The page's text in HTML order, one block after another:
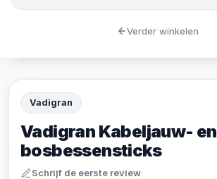
Vadigran
Vadigran Kabeljauw- en
bosbessensticks
Schrijf de eerste review
Verder winkelen